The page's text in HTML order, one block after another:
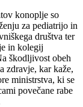
konoplje so
za pediatrijo in
društva ter
in kolegij
škodljivost obeh
zdravje, kar kaže,
ministrstva, ki se
povečane rabe